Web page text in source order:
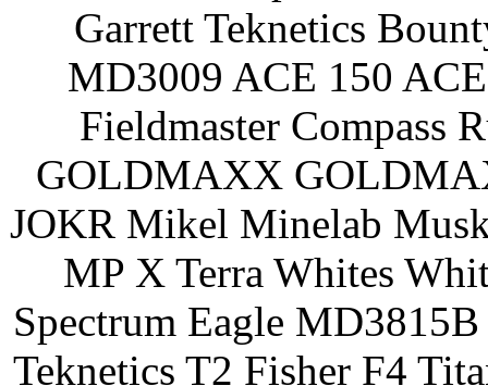
Garrett Teknetics
MD3009 ACE 150
Fieldmaster Compass
GOLDMAXX
JOKR Mikel Minelab
MP X Terra Whites
Spectrum Eagle
Teknetics T2 Fisher F4